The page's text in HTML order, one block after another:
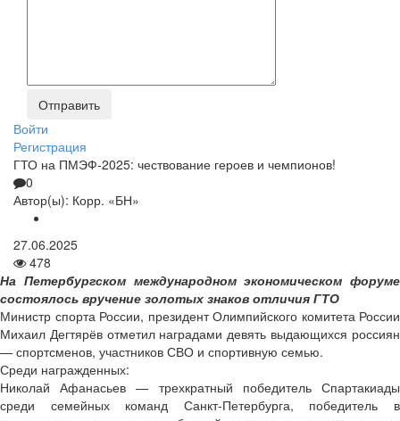
Войти
Регистрация
ГТО на ПМЭФ-2025: чествование героев и чемпионов!
0
Автор(ы): Корр. «БН»
27.06.2025
478
На Петербургском международном экономическом форуме
состоялось вручение золотых знаков отличия ГТО
Министр спорта России, президент Олимпийского комитета России
Михаил Дегтярёв отметил наградами девять выдающихся россиян
— спортсменов, участников СВО и спортивную семью.
Среди награжденных:
Николай Афанасьев — трехкратный победитель Спартакиады
среди семейных команд Санкт-Петербурга, победитель в